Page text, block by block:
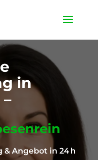
unterwegs ✉️
in
Angebot in 24 h